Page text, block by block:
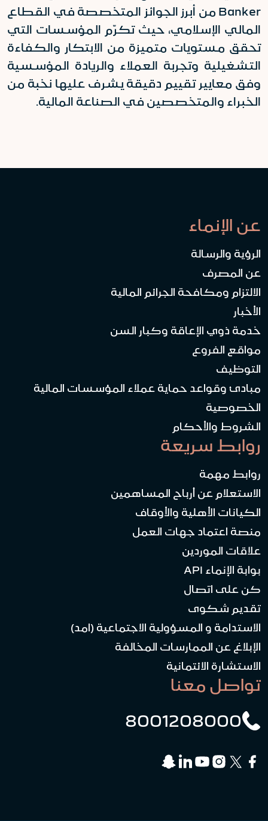
Banker من أبرز الجوائز المتخصصة في القطاع
المالي الإسلامي، حيث تكرّم المؤسسات التي
تحقق مستويات متميزة من الابتكار والكفاءة
التشغيلية وتجربة العملاء والريادة المؤسسية
وفق معايير تقييم دقيقة يشرف عليها نخبة من
الخبراء والمتخصصين في الصناعة المالية.
عن الإنماء
الرؤية والرسالة
عن المصرف
الالتزام ومكافحة الجرائم المالية
الأخبار
خدمة ذوي الإعاقة وكبار السن
مواقع الفروع
التوظيف
مبادئ وقواعد حماية عملاء المؤسسات المالية
الخصوصية
الشروط والأحكام
روابط سريعة
روابط مهمة
الاستعلام عن أرباح المساهمين
الكيانات الأهلية والأوقاف
منصة اعتماد جهات العمل
علاقات الموردين
بوابة الإنماء API
كن على اتصال
تقديم شكوى
الاستدامة و المسؤولية الاجتماعية (امد)
الإبلاغ عن الممارسات المخالفة
الاستشارة الائتمانية
تواصل معنا
8001208000